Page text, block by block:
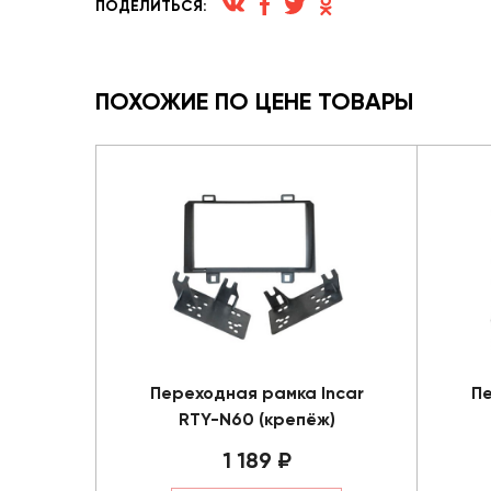
ПОДЕЛИТЬСЯ:
ПОХОЖИЕ ПО ЦЕНЕ ТОВАРЫ
Переходная рамка Incar
RTY-N60 (крепёж)
1 189 ₽